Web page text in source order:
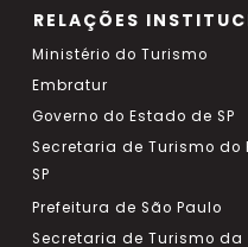
RELAÇÕES
Ministério do Turismo
Embratur
Governo do Estado de SP
Secretaria de Turismo do
SP
Prefeitura de São Paulo
Secretaria de Turismo